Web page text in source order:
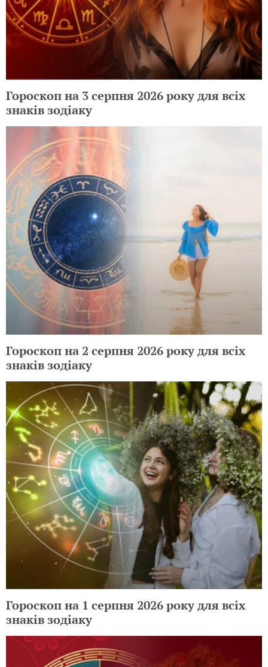
Гороскоп на 3 серпня 2026 року для всіх
знаків зодіаку
Гороскоп на 2 серпня 2026 року для всіх
знаків зодіаку
Гороскоп на 1 серпня 2026 року для всіх
знаків зодіаку